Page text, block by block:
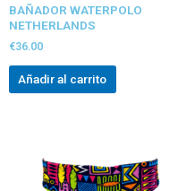
BAÑADOR WATERPOLO
NETHERLANDS
€36.00
Añadir al carrito